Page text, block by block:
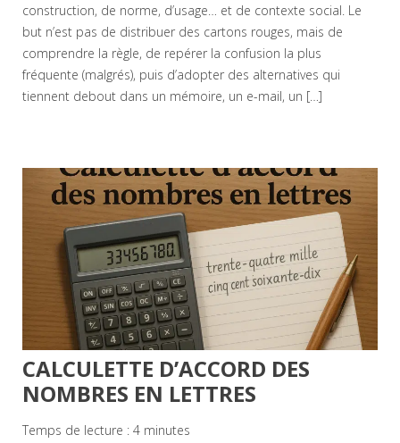
construction, de norme, d’usage… et de contexte social. Le
but n’est pas de distribuer des cartons rouges, mais de
comprendre la règle, de repérer la confusion la plus
fréquente (malgrés), puis d’adopter des alternatives qui
tiennent debout dans un mémoire, un e-mail, un […]
CALCULETTE D’ACCORD DES
NOMBRES EN LETTRES
Temps de lecture : 4 minutes